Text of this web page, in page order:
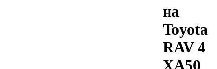
на
Toyota
RAV 4
XA50